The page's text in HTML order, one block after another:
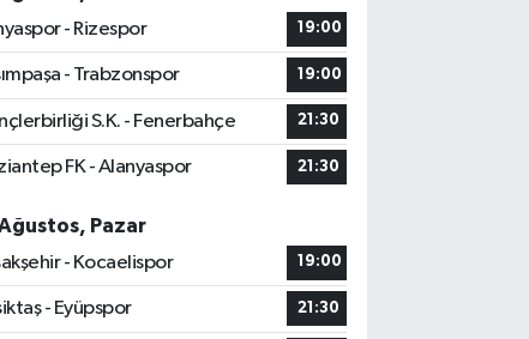
- Rizespor
19:00
- Trabzonspor 19:00
S.K. - Fenerbahçe 21:30
FK - Alanyaspor 21:30
Pazar
- Kocaelispor
19:00
- Eyüpspor 21:30